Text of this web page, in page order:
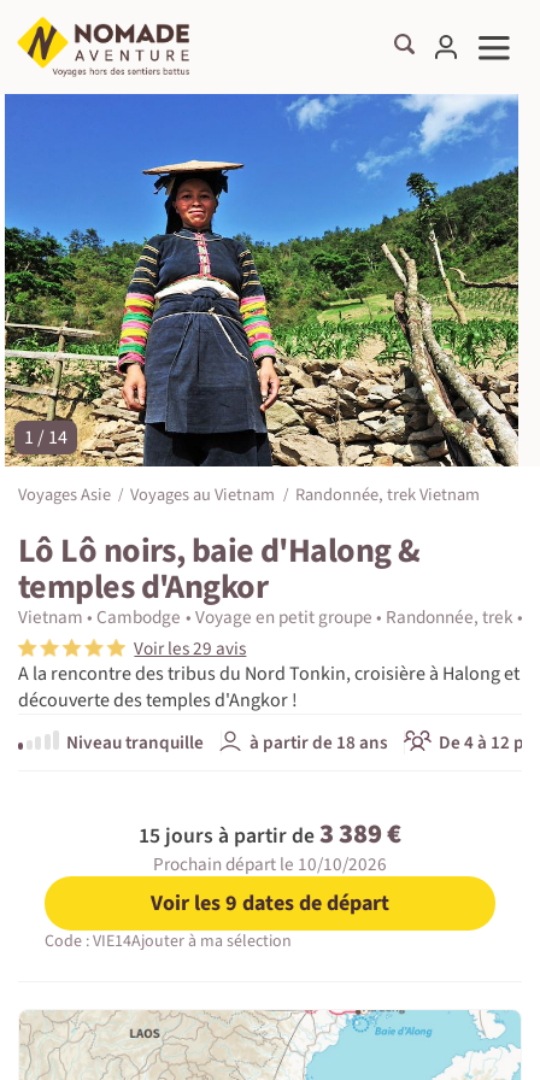
©
1 / 14
Voyages Asie Voyages au Vietnam Randonnée, trek Vietnam
Lô Lô noirs, baie d'Halong &
temples d'Angkor
Vietnam Cambodge Voyage en petit groupe Randonnée, trek
Voir les 29 avis
A la rencontre des tribus du Nord Tonkin, croisière à Halong et
découverte des temples d'Angkor !
Niveau tranquille
à partir de 18 ans De 4 à 12
15 jours à partir de3 389 €
Prochain départ le 10/10/2026
Voir les 9 dates de départ
Code : VIE14Ajouter à ma sélection